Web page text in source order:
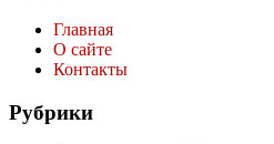
Главная
О сайте
Контакты
Рубрики